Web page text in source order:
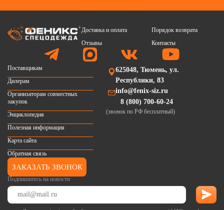
Доставка и оплата
Порядок возврата
Отзывы
Контакты
Подпишитесь на новости
Поставщикам
Дилерам
Организаторам совместных
закупок
Энциклопедия
Полезная информация
Карта сайта
Обратная связь
625048, Тюмень, ул.
Республики, 83
info@fenix-siz.ru
8 (800) 700-60-24
(звонок по РФ бесплатный)
ЗАКАЗАТЬ ЗВОНОК